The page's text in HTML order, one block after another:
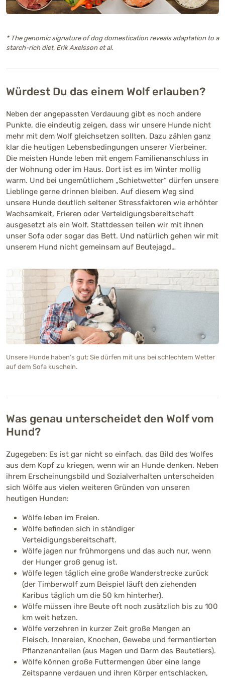
* The genomic signature of dog domestication reveals adaptation to a
starch-rich diet, Erik Axelsson et al.
Würdest Du das einem Wolf erlauben?
Neben der angepassten Verdauung gibt es noch andere
Punkte, die eindeutig zeigen, dass wir unsere Hunde nicht
mehr mit dem Wolf gleichsetzen sollten. Dazu zählen ganz
klar die heutigen Lebensbedingungen unserer Vierbeiner.
Die meisten Hunde leben mit engem Familienanschluss in
der Wohnung oder im Haus. Dort ist es im Winter mollig
warm. Und bei ungemütlichem „Schietwetter“ dürfen unsere
Lieblinge gerne drinnen bleiben. Auf diesem Weg sind
unsere Hunde deutlich seltener Stressfaktoren wie erhöhter
Wachsamkeit, Frieren oder Verteidigungsbereitschaft
ausgesetzt als ein Wolf. Stattdessen teilen wir mit ihnen
unser Sofa oder sogar das Bett. Und natürlich gehen wir mit
unserem Hund nicht gemeinsam auf Beutejagd…
Unsere Hunde haben’s gut: Sie dürfen mit uns bei schlechtem Wetter
auf dem Sofa kuscheln.
Was genau unterscheidet den Wolf vom
Hund?
Zugegeben: Es ist gar nicht so einfach, das Bild des Wolfes
aus dem Kopf zu kriegen, wenn wir an Hunde denken. Neben
ihrem Erscheinungsbild und Sozialverhalten unterscheiden
sich Wölfe aus vielen weiteren Gründen von unseren
heutigen Hunden:
Wölfe leben im Freien.
Wölfe befinden sich in ständiger
Verteidigungsbereitschaft.
Wölfe jagen nur frühmorgens und das auch nur, wenn
der Hunger groß genug ist.
Wölfe legen täglich eine große Wanderstrecke zurück
(der Timberwolf zum Beispiel läuft den ziehenden
Karibus täglich um die 50 km hinterher).
Wölfe müssen ihre Beute oft noch zusätzlich bis zu 100
km weit hetzen.
Wölfe verzehren in kurzer Zeit große Mengen an
Fleisch, Innereien, Knochen, Gewebe und fermentierten
Pflanzenanteilen (aus Magen und Darm des Beutetiers).
Wölfe können große Futtermengen über eine lange
Zeitspanne verdauen und ihren Körper entschlacken,